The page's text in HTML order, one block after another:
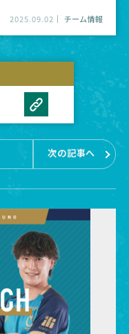
2025.09.02 チーム情報
次の記事へ